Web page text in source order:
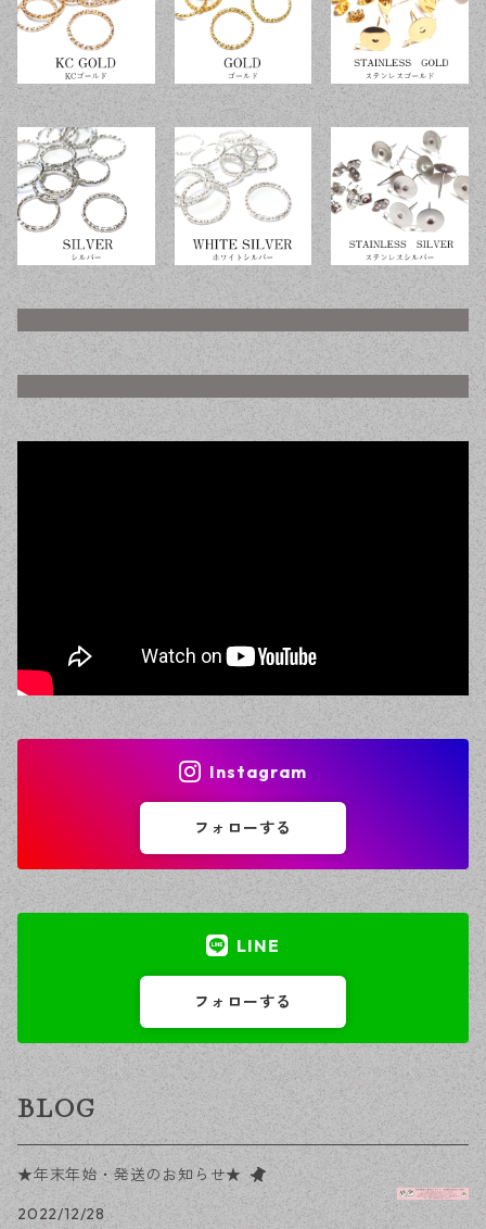
Instagram
フォローする
LINE
フォローする
BLOG
★年末年始・発送のお知らせ★
2022/12/28